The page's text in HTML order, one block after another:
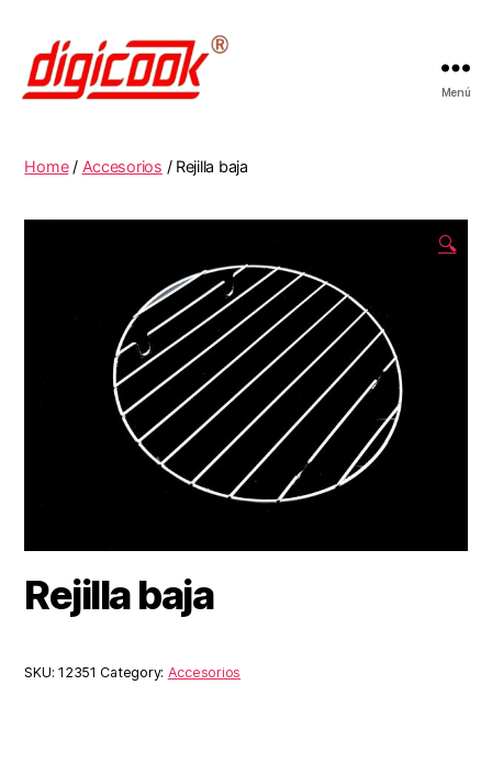
Menú
Home/ Accesorios / Rejilla baja
🔍
Rejilla baja
SKU:12351 Category: Accesorios